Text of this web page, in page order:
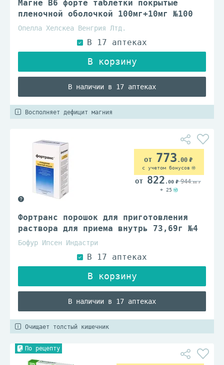
Магне B6 форте таблетки покрытые
пленочной оболочкой 100мг+10мг №100
Опелла Хелскеа Венгрия Лтд.
В наличии в 17 аптеках
Восполняет дефицит магния
Фортранс порошок для приготовления
раствора для приема внутрь 73,69г №4
Бофур Ипсен Индастри
В наличии в 17 аптеках
773 .00
с учетом бонусов
822 .00 944.00
+ 25
Очищает толстый кишечник
По рецепту